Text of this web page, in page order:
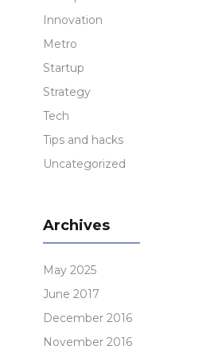
Innovation
Metro
Startup
Strategy
Tech
Tips and hacks
Uncategorized
Archives
May 2025
June 2017
December 2016
November 2016